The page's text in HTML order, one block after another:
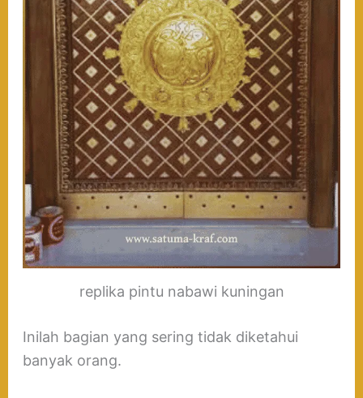
replika pintu nabawi kuningan
Inilah bagian yang sering tidak diketahui
banyak orang.